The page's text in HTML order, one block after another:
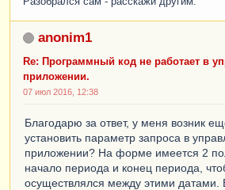
anonim1
Re: Программный код не работает в
приложении.
07 июл 2016, 12:38
Благодарю за ответ, у меня возник
установить параметр запроса в
приложении? На форме имеется 2
начало периода и конец периода,
осуществлялся между этими датами.